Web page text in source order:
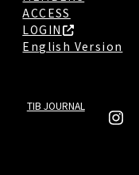
ACCESS
LOGIN
English Version
TIB JOURNAL